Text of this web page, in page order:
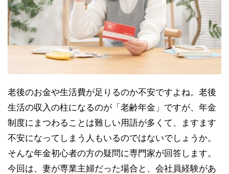
老後のお金や生活費が足りるのか不安ですよね。老後
生活の収入の柱になるのが「老齢年金」ですが、年金
制度にまつわることは難しい用語が多くて、ますます
不安になってしまう人もいるのではないでしょうか。
そんな年金初心者の方の疑問に専門家が回答します。
今回は、妻が専業主婦だった場合と、会社員経験があ